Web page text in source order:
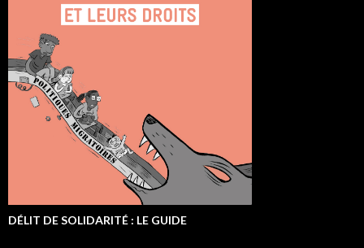
DÉLIT DE SOLIDARITÉ : LE GUIDE